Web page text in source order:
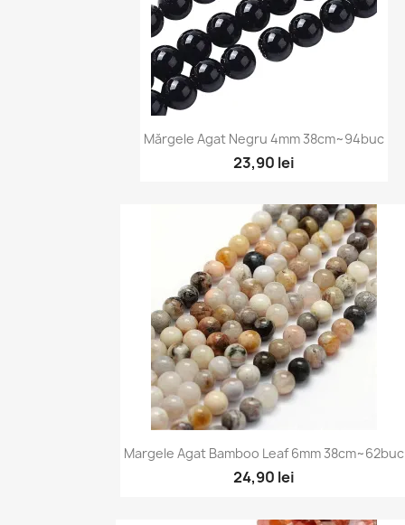
Vizualizare rapidă
Mărgele Agat Negru 4mm 38cm~94buc
23,90 lei
Vizualizare rapidă
Margele Agat Bamboo Leaf 6mm 38cm~62buc
24,90 lei